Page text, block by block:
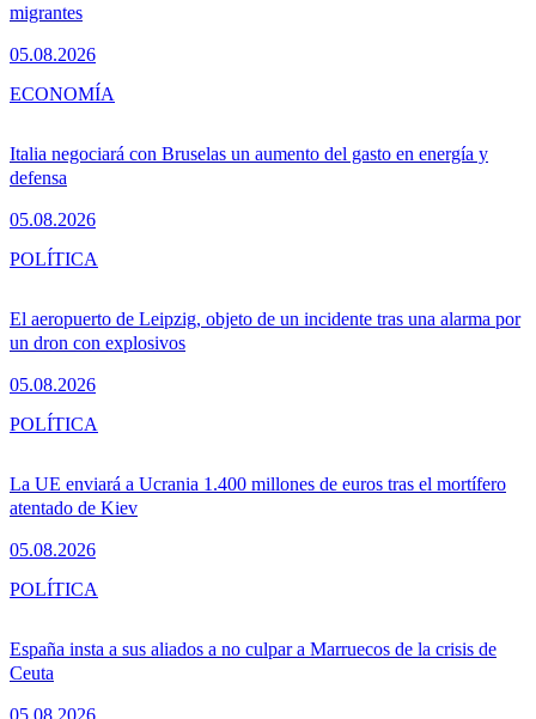
migrantes
05.08.2026
Italia negociará con Bruselas un aumento del gasto en energía y
defensa
05.08.2026
ECONOMÍA
El aeropuerto de Leipzig, objeto de un incidente tras una alarma por
un dron con explosivos
05.08.2026
POLÍTICA
La UE enviará a Ucrania 1.400 millones de euros tras el mortífero
atentado de Kiev
05.08.2026
POLÍTICA
España insta a sus aliados a no culpar a Marruecos de la crisis de
Ceuta
05.08.2026
POLÍTICA